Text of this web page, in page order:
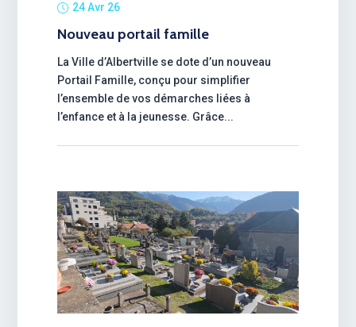
24 Avr 26
Nouveau portail famille
La Ville d’Albertville se dote d’un nouveau
Portail Famille, conçu pour simplifier
l’ensemble de vos démarches liées à
l’enfance et à la jeunesse. Grâce...